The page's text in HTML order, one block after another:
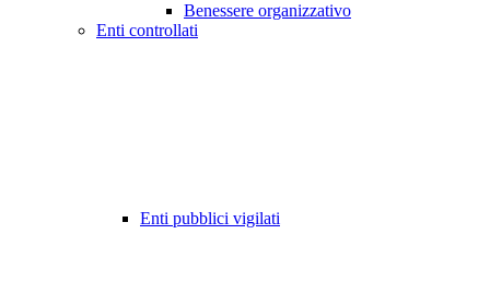
Benessere organizzativo
Enti controllati
Enti pubblici vigilati